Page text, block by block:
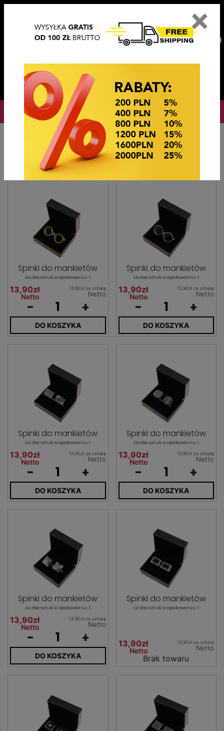
OKAZJE CENOWE! OKAZJE CENOWE!
Strona główna Biżuteria sztuczna Spinki do mankietów
Spinki do mankietów
Liczba sztuk w opakowaniu: 1
13,90zł
Netto
13,90zł za sztukę
Netto
- +
DO KOSZYKA
Spinki do mankietów
Liczba sztuk w opakowaniu: 1
13,90zł
Netto
13,90zł za sztukę
Netto
- +
DO KOSZYKA
Spinki do mankietów
Liczba sztuk w opakowaniu: 1
13,90zł
Netto
13,90zł za sztukę
Netto
- +
DO KOSZYKA
Spinki do mankietów
Liczba sztuk w opakowaniu: 1
13,90zł
Netto
13,90zł za sztukę
Netto
- +
DO KOSZYKA
Spinki do mankietów
Liczba sztuk w opakowaniu: 1
13,90zł
Netto
13,90zł za sztukę
Netto
- +
DO KOSZYKA
Spinki do mankietów
Liczba sztuk w opakowaniu: 1
13,90zł
Netto
13,90zł za sztukę
Netto
Brak towaru
×